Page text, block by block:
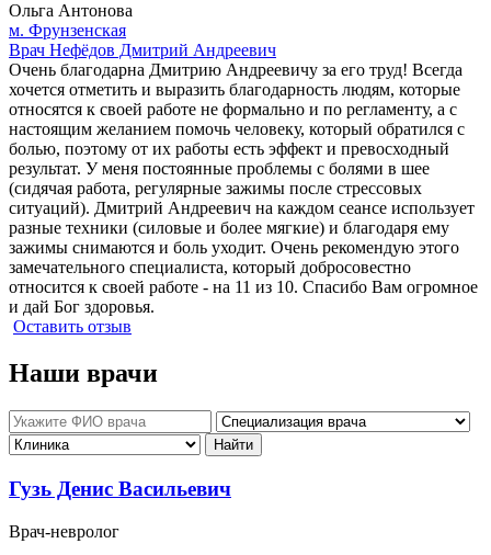
Ольга Антонова
м. Фрунзенская
Врач Нефёдов Дмитрий Андреевич
Очень благодарна Дмитрию Андреевичу за его труд! Всегда
хочется отметить и выразить благодарность людям, которые
относятся к своей работе не формально и по регламенту, а с
настоящим желанием помочь человеку, который обратился с
болью, поэтому от их работы есть эффект и превосходный
результат. У меня постоянные проблемы с болями в шее
(сидячая работа, регулярные зажимы после стрессовых
ситуаций). Дмитрий Андреевич на каждом сеансе использует
разные техники (силовые и более мягкие) и благодаря ему
зажимы снимаются и боль уходит. Очень рекомендую этого
замечательного специалиста, который добросовестно
относится к своей работе - на 11 из 10. Спасибо Вам огромное
и дай Бог здоровья.
Оставить отзыв
Наши врачи
Гузь Денис Васильевич
Врач-невролог